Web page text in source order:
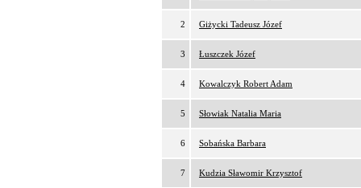
2 Giżycki Tadeusz Józef
3 Łuszczek Józef
4 Kowalczyk Robert Adam
5 Słowiak Natalia Maria
6 Sobańska Barbara
7 Kudzia Sławomir Krzysztof